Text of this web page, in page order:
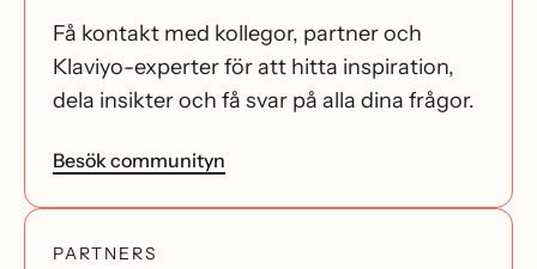
Få kontakt med kollegor, partner och
Klaviyo-experter för att hitta inspiration,
dela insikter och få svar på alla dina frågor.
Besök communityn
PARTNERS